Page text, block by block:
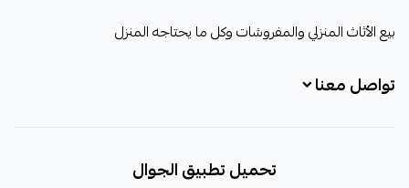
ديكورا
بيع الأثاث المنزلي والمفروشات وكل ما يحتاجه المنزل
تواصل معنا
تحميل تطبيق الجوال